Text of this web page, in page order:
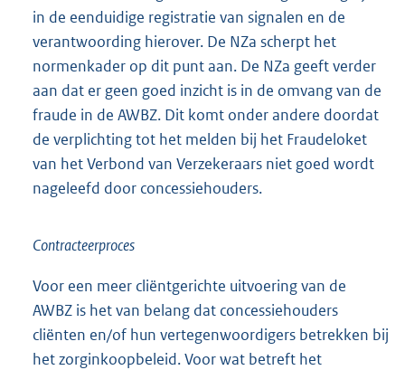
in de eenduidige registratie van signalen en de
verantwoording hierover. De NZa scherpt het
normenkader op dit punt aan. De NZa geeft verder
aan dat er geen goed inzicht is in de omvang van de
fraude in de AWBZ. Dit komt onder andere doordat
de verplichting tot het melden bij het Fraudeloket
van het Verbond van Verzekeraars niet goed wordt
nageleefd door concessiehouders.
Contracteerproces
Voor een meer cliëntgerichte uitvoering van de
AWBZ is het van belang dat concessiehouders
cliënten en/of hun vertegenwoordigers betrekken bij
het zorginkoopbeleid. Voor wat betreft het